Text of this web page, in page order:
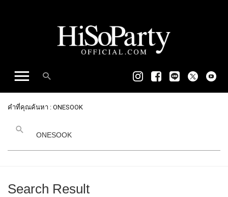
คำที่คุณค้นหา : ONESOOK
Search Result